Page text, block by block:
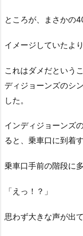
ところが、まさかの
イメージしていたよ
これはダメだという
ディジョーンズのシ
した。
インディジョーンズ
ると、乗車口に到着
乗車口手前の階段に
「えっ！？」
思わず大きな声が出